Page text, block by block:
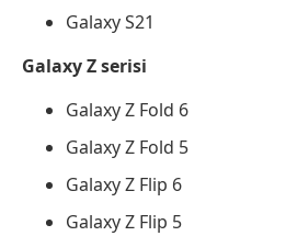
Galaxy S21
Galaxy Z serisi
Galaxy Z Fold 6
Galaxy Z Fold 5
Galaxy Z Flip 6
Galaxy Z Flip 5